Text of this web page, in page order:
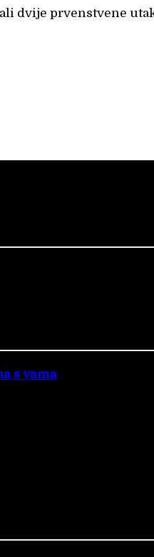
dvije prvenstvene
s vama